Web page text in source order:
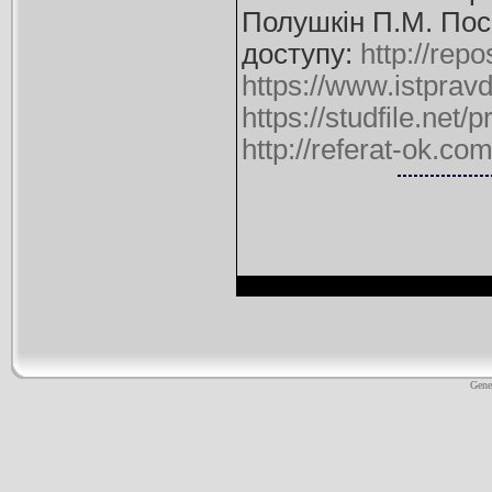
Полушкін П.М.
доступу: http://
https://
https://studfile.net/
http://referat-